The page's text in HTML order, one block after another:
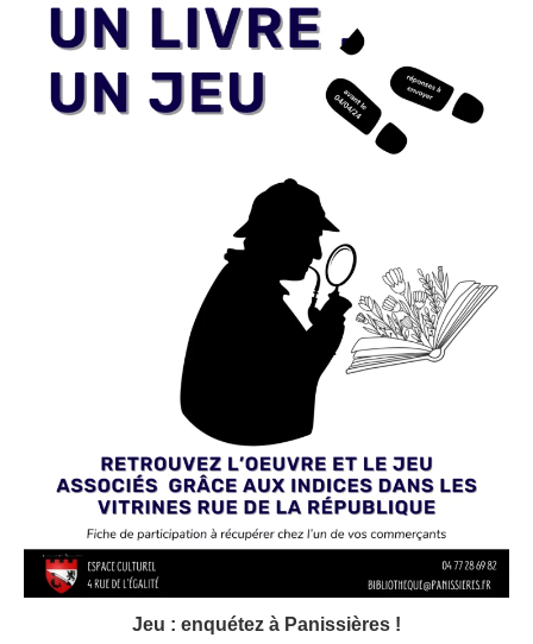
Jeu : enquétez à Panissières !